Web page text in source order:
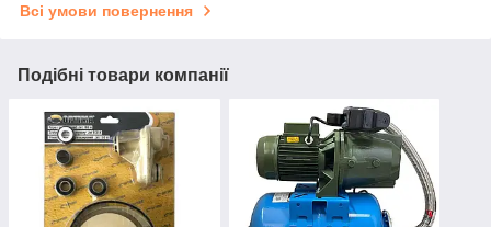
Всі умови повернення
Подібні товари компанії